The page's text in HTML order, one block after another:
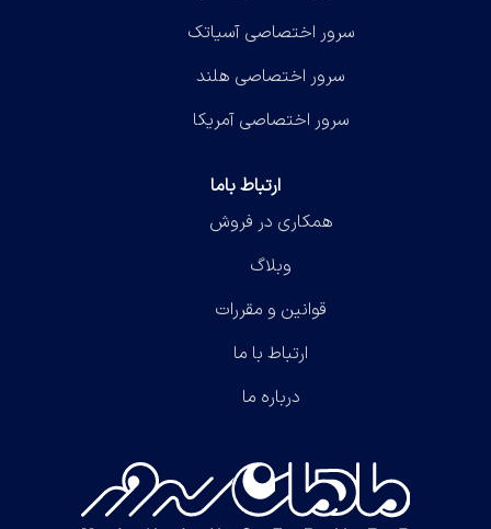
سرور اختصاصی آسیاتک
سرور اختصاصی هلند
سرور اختصاصی آمریکا
ارتباط باما
همکاری در فروش
وبلاگ
قوانین و مقررات
ارتباط با ما
درباره ما